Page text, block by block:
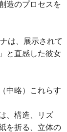
造のプロセスを
は、展示されて
と直感した彼女
中略）これらす
、構造、リズ
を折る、立体の